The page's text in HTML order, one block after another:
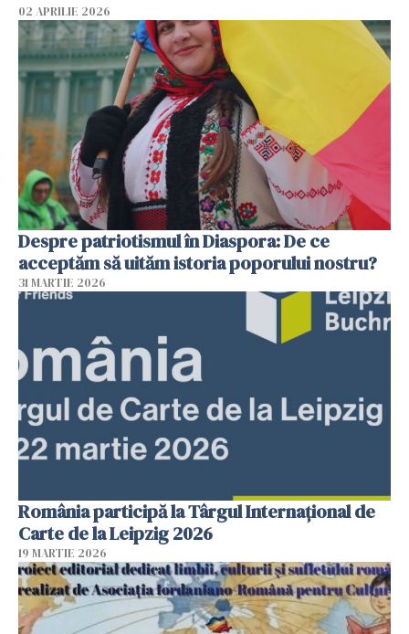
02 APRILIE 2026
Despre patriotismul în Diaspora: De ce
acceptăm să uităm istoria poporului nostru?
31 MARTIE 2026
România participă la Târgul Internațional de
Carte de la Leipzig 2026
19 MARTIE 2026